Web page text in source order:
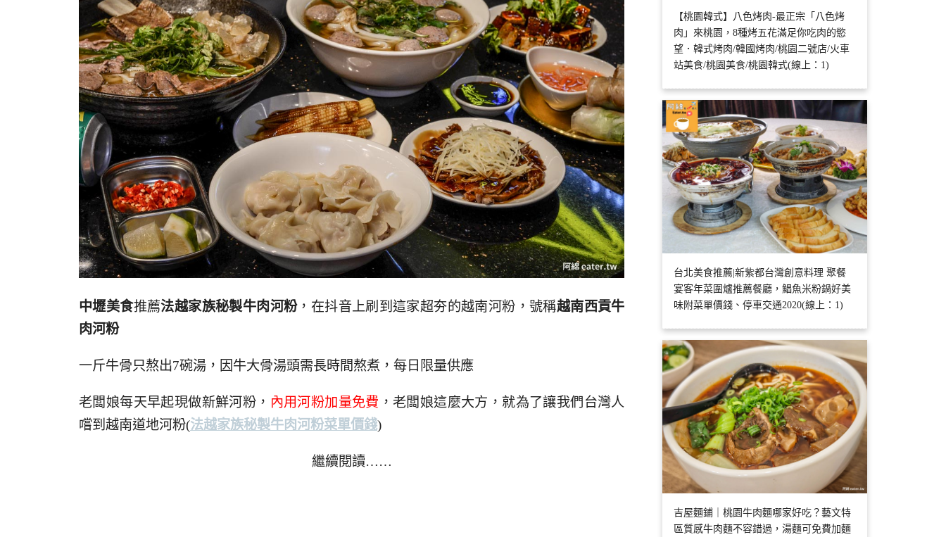
中壢美食推薦法越家族秘製牛肉河粉，在抖音上刷到這家超夯的越南河粉，號稱越南西貢牛
肉河粉
一斤牛骨只熬出7碗湯，因牛大骨湯頭需長時間熬煮，每日限量供應
老闆娘每天早起現做新鮮河粉， 內用河粉加量免費 ，老闆娘這麼大方，就為了讓我們台灣人
嚐到越南道地河粉(法越家族秘製牛肉河粉菜單價錢)
繼續閱讀……
【桃園韓式】八色烤肉-最正宗「八色烤
肉」來桃園，8種烤五花滿足你吃肉的慾
望．韓式烤肉/韓國烤肉/桃園二號店/火車
站美食/桃園美食/桃園韓式(線上：1)
台北美食推薦|新紫都台灣創意料理 聚餐
宴客年菜圍爐推薦餐廳，鯧魚米粉鍋好美
味附菜單價錢、停車交通2020(線上：1)
吉屋麵鋪｜桃園牛肉麵哪家好吃？藝文特
區質感牛肉麵不容錯過，湯麵可免費加麵